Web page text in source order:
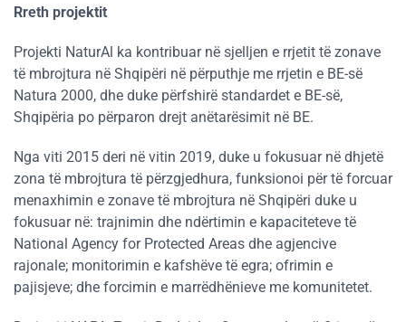
Rreth projektit
Projekti NaturAl ka kontribuar në sjelljen e rrjetit të zonave
të mbrojtura në Shqipëri në përputhje me rrjetin e BE-së
Natura 2000, dhe duke përfshirë standardet e BE-së,
Shqipëria po përparon drejt anëtarësimit në BE.
Nga viti 2015 deri në vitin 2019, duke u fokusuar në dhjetë
zona të mbrojtura të përzgjedhura, funksionoi për të forcuar
menaxhimin e zonave të mbrojtura në Shqipëri duke u
fokusuar në: trajnimin dhe ndërtimin e kapaciteteve të
National Agency for Protected Areas dhe agjencive
rajonale; monitorimin e kafshëve të egra; ofrimin e
pajisjeve; dhe forcimin e marrëdhënieve me komunitetet.